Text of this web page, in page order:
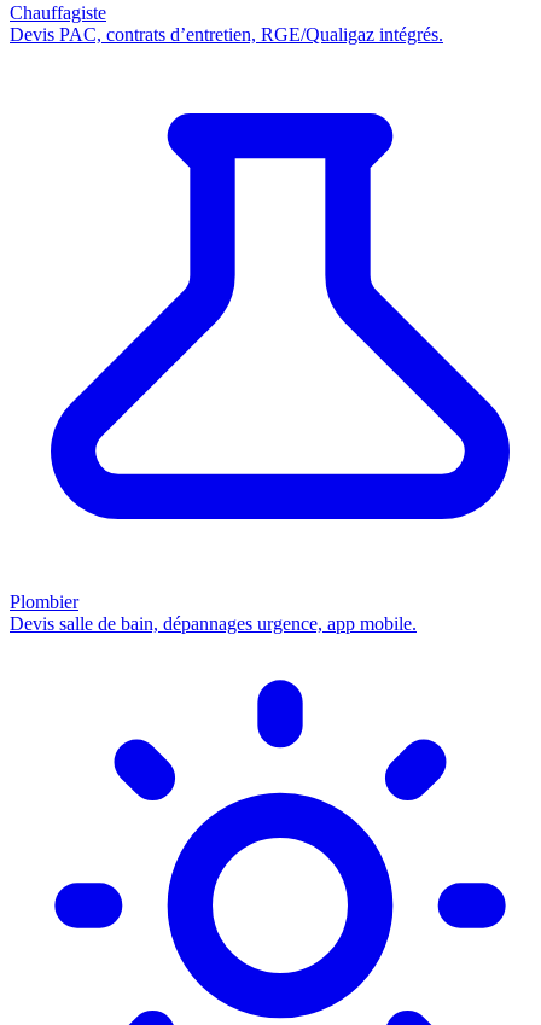
Chauffagiste
Devis PAC, contrats d’entretien, RGE/Qualigaz intégrés.
Plombier
Devis salle de bain, dépannages urgence, app mobile.